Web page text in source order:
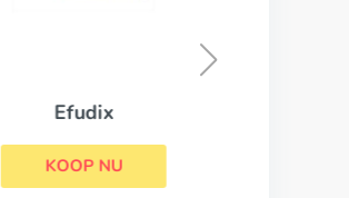
Efudix
KOOP NU